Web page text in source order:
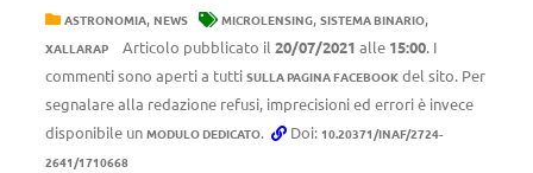
ASTRONOMIA, NEWS MICROLENSING, SISTEMA BINARIO,
XALLARAP Articolo pubblicato il 20/07/2021 alle 15:00. I
commenti sono aperti a tutti SULLA PAGINA FACEBOOK del sito. Per
segnalare alla redazione refusi, imprecisioni ed errori è invece
disponibile un MODULO DEDICATO. Doi: 10.20371/INAF/2724-
2641/1710668